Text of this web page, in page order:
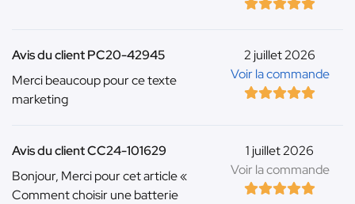
2 juillet 2026
Voir la commande
Avis du client PC20-42945
Merci beaucoup pour ce texte
marketing
1 juillet 2026
Voir la commande
Avis du client CC24-101629
Bonjour, Merci pour cet article «
Comment choisir une batterie